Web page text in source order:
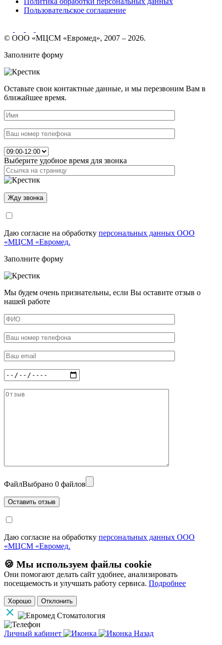
Пользовательское соглашение
© ООО «МЦСМ «Евромед», 2007 – 2026.
Заполните форму
Оставьте свои контактные данные, и мы перезвоним Вам в
ближайшее время.
Выберите удобное время для звонка
Даю согласие на обработку персональных данных ООО
«МЦСМ «Евромед.
Заполните форму
Мы будем очень признательны, если Вы оставите отзыв о
нашей работе
ФайлВыбрано 0 файлов
Даю согласие на обработку персональных данных ООО
«МЦСМ «Евромед.
🍪 Мы используем файлы cookie
Они помогают делать сайт удобнее, анализировать
посещаемость и улучшать работу сервиса. Подробнее
Хорошо Отклонить
Личный кабинет
Назад